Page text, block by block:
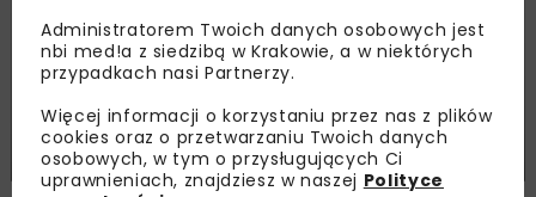
NOVDROG ’22
Administratorem Twoich danych osobowych jest
nbi med!a z siedzibą w Krakowie, a w niektórych
przypadkach nasi Partnerzy.
Więcej informacji o korzystaniu przez nas z plików
cookies oraz o przetwarzaniu Twoich danych
osobowych, w tym o przysługujących Ci
uprawnieniach, znajdziesz w naszej Polityce